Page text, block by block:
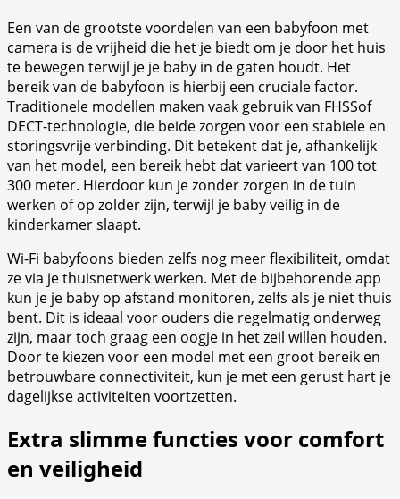
Een van de grootste voordelen van een babyfoon met
camera is de vrijheid die het je biedt om je door het huis
te bewegen terwijl je je baby in de gaten houdt. Het
bereik van de babyfoon is hierbij een cruciale factor.
Traditionele modellen maken vaak gebruik van FHSSof
DECT-technologie, die beide zorgen voor een stabiele en
storingsvrije verbinding. Dit betekent dat je, afhankelijk
van het model, een bereik hebt dat varieert van 100 tot
300 meter. Hierdoor kun je zonder zorgen in de tuin
werken of op zolder zijn, terwijl je baby veilig in de
kinderkamer slaapt.
Wi-Fi babyfoons bieden zelfs nog meer flexibiliteit, omdat
ze via je thuisnetwerk werken. Met de bijbehorende app
kun je je baby op afstand monitoren, zelfs als je niet thuis
bent. Dit is ideaal voor ouders die regelmatig onderweg
zijn, maar toch graag een oogje in het zeil willen houden.
Door te kiezen voor een model met een groot bereik en
betrouwbare connectiviteit, kun je met een gerust hart je
dagelijkse activiteiten voortzetten.
Extra slimme functies voor comfort
en veiligheid